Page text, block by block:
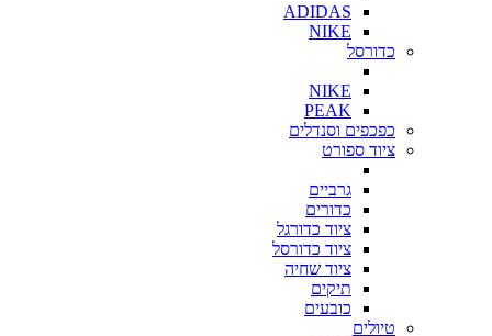
ADIDAS
NIKE
כדורסל
NIKE
PEAK
כפכפים וסנדלים
ציוד ספורט
גרביים
כדורים
ציוד כדורגל
ציוד כדורסל
ציוד שחיה
תיקים
כובעים
טיולים